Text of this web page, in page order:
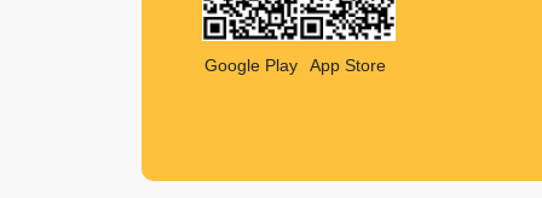
Листи та листівки
Кур’єрська доставка
Google Play App Store